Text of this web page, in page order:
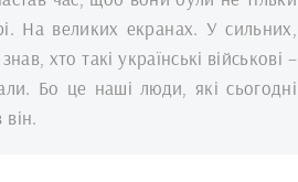
На великих екранах. У сильних,
хто такі українські військові –
Бо це наші люди, які сьогодні
він.